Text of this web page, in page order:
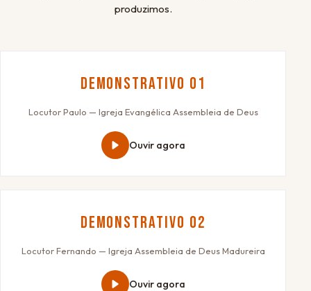
produzimos.
Demonstrativo 01
Locutor Paulo — Igreja Evangélica Assembleia de Deus
Ouvir agora
Demonstrativo 02
Locutor Fernando — Igreja Assembleia de Deus Madureira
Ouvir agora